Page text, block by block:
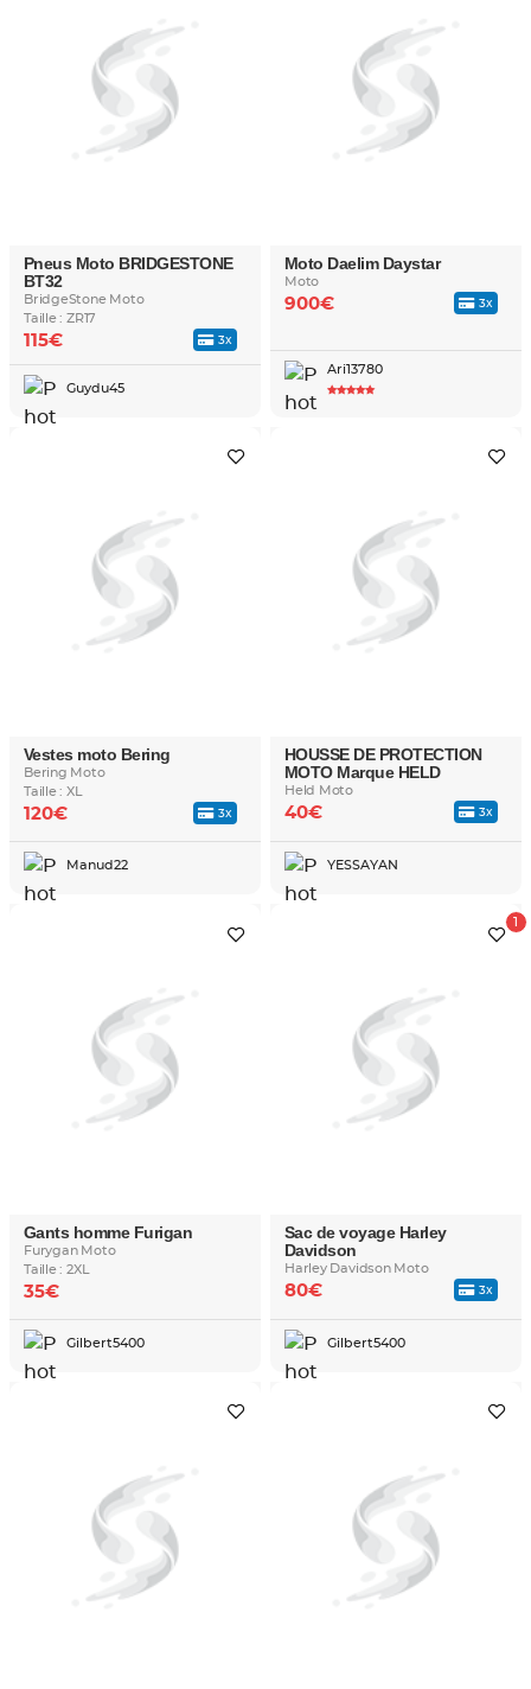
Pneus Moto BRIDGESTONE
BT32
BridgeStone Moto
Taille : ZR17
3x
115€
Guydu45
Moto Daelim Daystar
Moto
3x
900€
Ari13780
Vestes moto Bering
Bering Moto
Taille : XL
3x
120€
Manud22
HOUSSE DE PROTECTION
MOTO Marque HELD
Held Moto
3x
40€
YESSAYAN
Gants homme Furigan
Furygan Moto
Taille : 2XL
35€
Gilbert5400
Sac de voyage Harley
Davidson
Harley Davidson Moto
3x
80€
Gilbert5400